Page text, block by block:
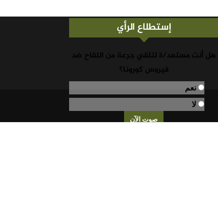
إستطلاع الرأي
هل أنت مستعد/ة لتلقي جرعة من اللقاح ضد
فيروس كورونا؟
نعم
لا